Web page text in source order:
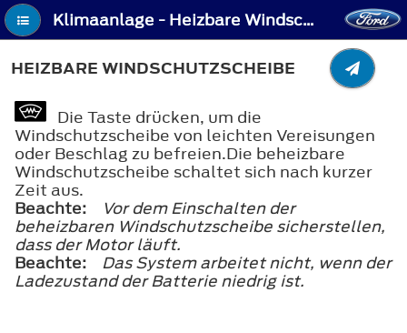
Klimaanlage - Heizbare Windschutzscheibe
HEIZBARE WINDSCHUTZSCHEIBE
Die Taste drücken, um die
Windschutzscheibe von leichten Vereisungen
oder Beschlag zu befreien.Die beheizbare
Windschutzscheibe schaltet sich nach kurzer
Zeit aus.
Beachte:
Vor dem Einschalten der
beheizbaren Windschutzscheibe sicherstellen,
dass der Motor läuft.
Beachte:
Das System arbeitet nicht, wenn der
Ladezustand der Batterie niedrig ist.